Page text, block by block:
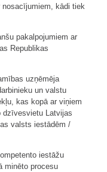
kādi tiek
pakalpojumiem ar
Republikas
uzņēmēja
un valstu
kas kopā ar viņiem
dzīvesvietu Latvijas
valsts iestādēm /
iestāžu
minēto procesu